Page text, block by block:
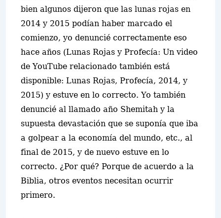
bien algunos dijeron que las lunas rojas en
2014 y 2015 podían haber marcado el
comienzo, yo denuncié correctamente eso
hace años (Lunas Rojas y Profecía: Un video
de YouTube relacionado también está
disponible: Lunas Rojas, Profecía, 2014, y
2015) y estuve en lo correcto. Yo también
denuncié al llamado año Shemitah y la
supuesta devastación que se suponía que iba
a golpear a la economía del mundo, etc., al
final de 2015, y de nuevo estuve en lo
correcto. ¿Por qué? Porque de acuerdo a la
Biblia, otros eventos necesitan ocurrir
primero.